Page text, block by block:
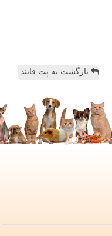
بازگشت به پت فایند